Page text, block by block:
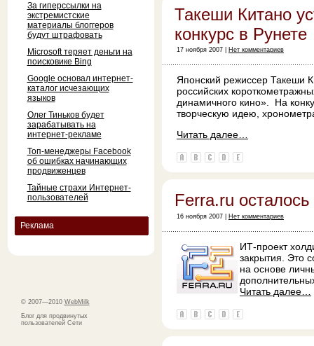
За гиперссылки на
экстремистские
материалы блоггеров
будут штрафовать
Microsoft теряет деньги на
поисковике Bing
Google основал интернет-
каталог исчезающих
языков
Олег Тиньков будет
зарабатывать на
интернет-рекламе
Топ-менеджеры Facebook
об ошибках начинающих
продвиженцев
Тайные страхи Интернет-
пользователей
Реклама
© 2007—2010 WebMilk
Блог для продвинутых
пользователей Сети
Такеши Китано
конкурс в Рунете
17 ноября 2007 | Нет комментариев
Японский режиссер Такеши
российских
динамичного кино». На
творческую идею,
Читать далее…
Ferra.ru осталось
16 ноября 2007 | Нет комментариев
ИТ-проект
закрытия. Это
на основе
Читать далее…